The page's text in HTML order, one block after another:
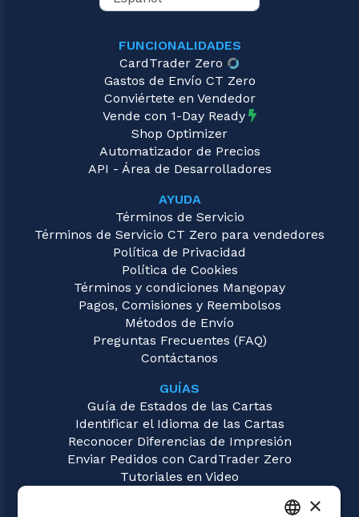
FUNCIONALIDADES
CardTrader Zero
Gastos de Envío CT Zero
Conviértete en Vendedor
Vende con 1-Day Ready
Shop Optimizer
Automatizador de Precios
API - Área de Desarrolladores
AYUDA
Términos de Servicio
Términos de Servicio CT Zero para vendedores
Política de Privacidad
Política de Cookies
Términos y condiciones Mangopay
Pagos, Comisiones y Reembolsos
Métodos de Envío
Preguntas Frecuentes (FAQ)
Contáctanos
GUÍAS
Guía de Estados de las Cartas
Identificar el Idioma de las Cartas
Reconocer Diferencias de Impresión
Enviar Pedidos con CardTrader Zero
Tutoriales en Video
×